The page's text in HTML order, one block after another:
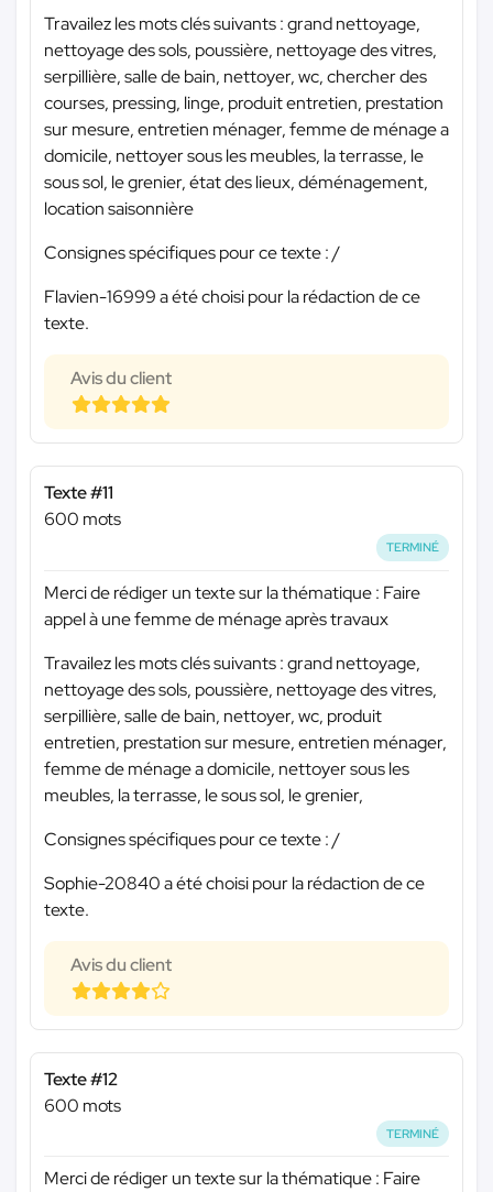
Travailez les mots clés suivants : grand nettoyage,
nettoyage des sols, poussière, nettoyage des vitres,
serpillière, salle de bain, nettoyer, wc, chercher des
courses, pressing, linge, produit entretien, prestation
sur mesure, entretien ménager, femme de ménage a
domicile, nettoyer sous les meubles, la terrasse, le
sous sol, le grenier, état des lieux, déménagement,
location saisonnière
Consignes spécifiques pour ce texte : /
Flavien-16999 a été choisi pour la rédaction de ce
texte.
Avis du client
Texte #11
600 mots
TERMINÉ
Merci de rédiger un texte sur la thématique : Faire
appel à une femme de ménage après travaux
Travailez les mots clés suivants : grand nettoyage,
nettoyage des sols, poussière, nettoyage des vitres,
serpillière, salle de bain, nettoyer, wc, produit
entretien, prestation sur mesure, entretien ménager,
femme de ménage a domicile, nettoyer sous les
meubles, la terrasse, le sous sol, le grenier,
Consignes spécifiques pour ce texte : /
Sophie-20840 a été choisi pour la rédaction de ce
texte.
Avis du client
Texte #12
600 mots
TERMINÉ
Merci de rédiger un texte sur la thématique : Faire